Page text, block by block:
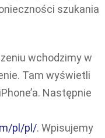
szukania
wchodzimy w
Tam wyświetli
Następnie
pl/pl/. Wpisujemy